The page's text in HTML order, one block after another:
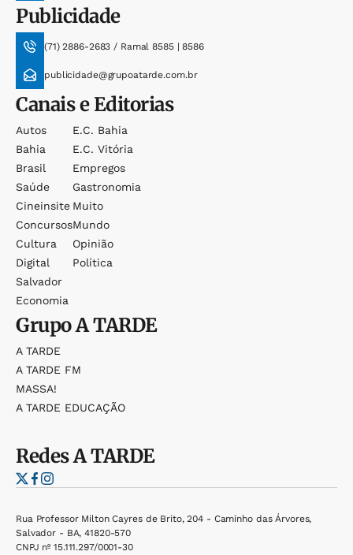
Publicidade
(71) 2886-2683 / Ramal 8585 | 8586
publicidade@grupoatarde.com.br
Canais e Editorias
Autos
Bahia
Brasil
Saúde
Cineinsite
Concursos
Cultura
Digital
Salvador
Economia
E.c. Bahia
E.c. Vitória
Empregos
Gastronomia
Muito
Mundo
Opinião
Política
GrupoA TARDE
A TARDE
A TARDE FM
MASSA!
A TARDE EDUCAÇÃO
RedesA TARDE
Rua Professor Milton Cayres de Brito, 204 - Caminho das Árvores,
Salvador - BA, 41820-570
CNPJ nº 15.111.297/0001-30